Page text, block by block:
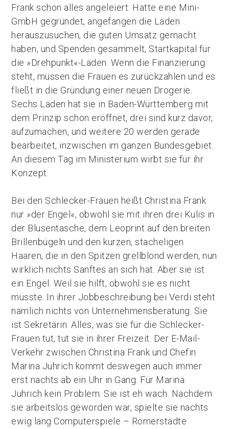
Frank schon alles angeleiert: Hatte eine Mini-
GmbH gegründet, angefangen die Läden
herauszusuchen, die guten Umsatz gemacht
haben, und Spenden gesammelt, Startkapital für
die »Drehpunkt«-Läden. Wenn die Finanzierung
steht, müssen die Frauen es zurückzahlen und es
fließt in die Gründung einer neuen Drogerie.
Sechs Läden hat sie in Baden-Württemberg mit
dem Prinzip schon eröffnet, drei sind kurz davor,
aufzumachen, und weitere 20 werden gerade
bearbeitet, inzwischen im ganzen Bundesgebiet.
An diesem Tag im Ministerium wirbt sie für ihr
Konzept.
Bei den Schlecker-Frauen heißt Christina Frank
nur »der Engel«, obwohl sie mit ihren drei Kulis in
der Blusentasche, dem Leoprint auf den breiten
Brillenbügeln und den kurzen, stacheligen
Haaren, die in den Spitzen grellblond werden, nun
wirklich nichts Sanftes an sich hat. Aber sie ist
ein Engel. Weil sie hilft, obwohl sie es nicht
müsste. In ihrer Jobbeschreibung bei Verdi steht
nämlich nichts von Unternehmensberatung. Sie
ist Sekretärin. Alles, was sie für die Schlecker-
Frauen tut, tut sie in ihrer Freizeit. Der E-Mail-
Verkehr zwischen Christina Frank und Chefin
Marina Juhrich kommt deswegen auch immer
erst nachts ab ein Uhr in Gang. Für Marina
Juhrich kein Problem. Sie ist eh wach. Nachdem
sie arbeitslos geworden war, spielte sie nachts
ewig lang Computerspiele – Römerstädte